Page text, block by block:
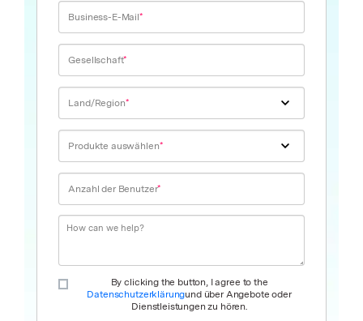
Business-E-Mail
Gesellschaft
Land/Region
Produkte auswählen
Anzahl der Benutzer
By clicking the button, I agree to the
Datenschutzerklärungund über Angebote oder
Dienstleistungen zu hören.